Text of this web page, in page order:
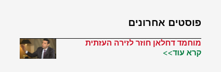
פוסטים אחרונים
מוחמד דחלאן חוזר לזירה העזתית
קרא עוד>>